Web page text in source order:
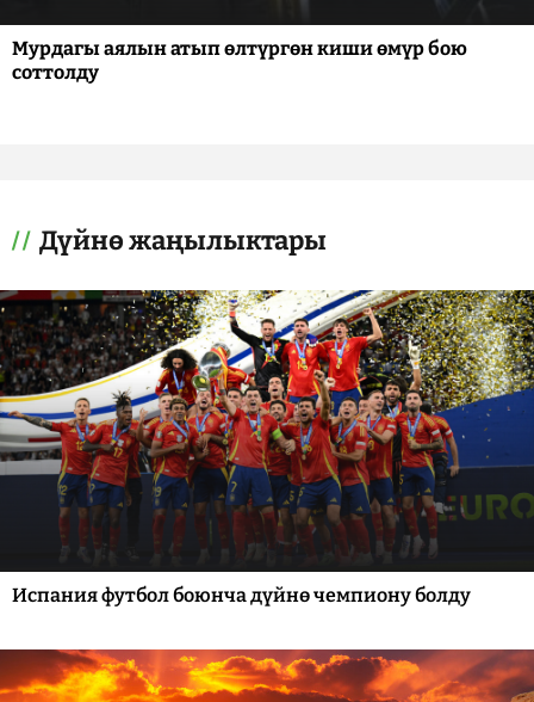
Мурдагы аялын атып өлтүргөн киши өмүр бою
соттолду
Дүйнө жаңылыктары
Испания футбол боюнча дүйнө чемпиону болду